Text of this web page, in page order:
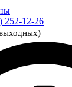
252-12-26